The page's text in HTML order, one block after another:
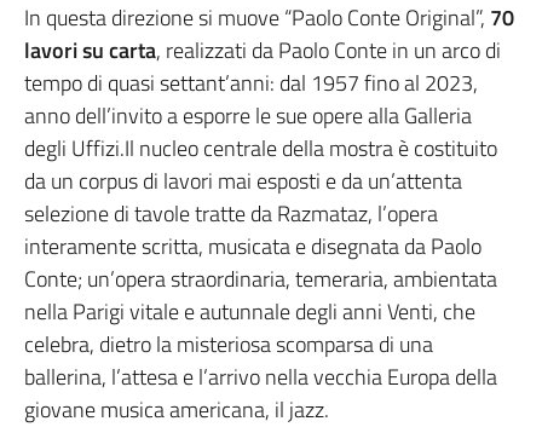
In questa direzione si muove “Paolo Conte Original”, 70
lavori su carta, realizzati da Paolo Conte in un arco di
tempo di quasi settant’anni: dal 1957 fino al 2023,
anno dell’invito a esporre le sue opere alla Galleria
degli Uffizi.Il nucleo centrale della mostra è costituito
da un corpus di lavori mai esposti e da un’attenta
selezione di tavole tratte da Razmataz, l’opera
interamente scritta, musicata e disegnata da Paolo
Conte; un’opera straordinaria, temeraria, ambientata
nella Parigi vitale e autunnale degli anni Venti, che
celebra, dietro la misteriosa scomparsa di una
ballerina, l’attesa e l’arrivo nella vecchia Europa della
giovane musica americana, il jazz.